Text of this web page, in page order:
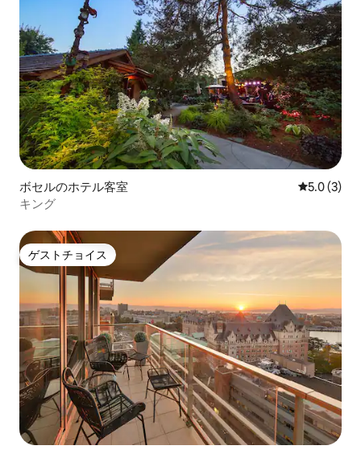
ボセルのホテル客室 レビュー3
5.0 (3)
キング
ゲストチョイス
ゲストチョイス